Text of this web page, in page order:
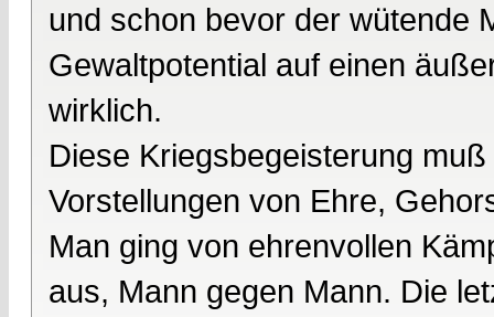
und schon bevor der wütende
Gewaltpotential auf einen
wirklich.
Diese Kriegsbegeisterung
Vorstellungen von Ehre,
Man ging von ehrenvollen
aus, Mann gegen Mann. Die